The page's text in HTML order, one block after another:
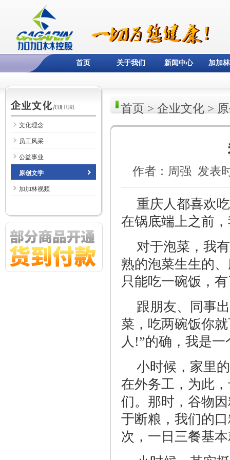
首页 关于我们 新闻中心 加加
文化理念
员工风采
公益事业
原创文学
加加林视频
首页 > 企业文化>
作者：周强 发表
重庆人都喜欢
在锅底端上之前
对于泡菜，我
熟的泡菜生生的
只能吃一碗饭，
跟朋友、同事
菜，吃两碗饭你
人!”的确，我是
小时候，家里
在外务工，为此
们。那时，谷物
于断粮，我们的
次，一日三餐基